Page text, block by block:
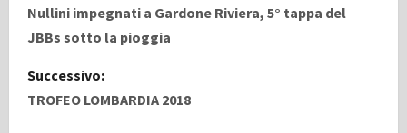
a
i
Nullini impegnati a Gardone Riviera, 5° tappa del
JBBs sotto la pioggia
Successivo:
TROFEO LOMBARDIA 2018